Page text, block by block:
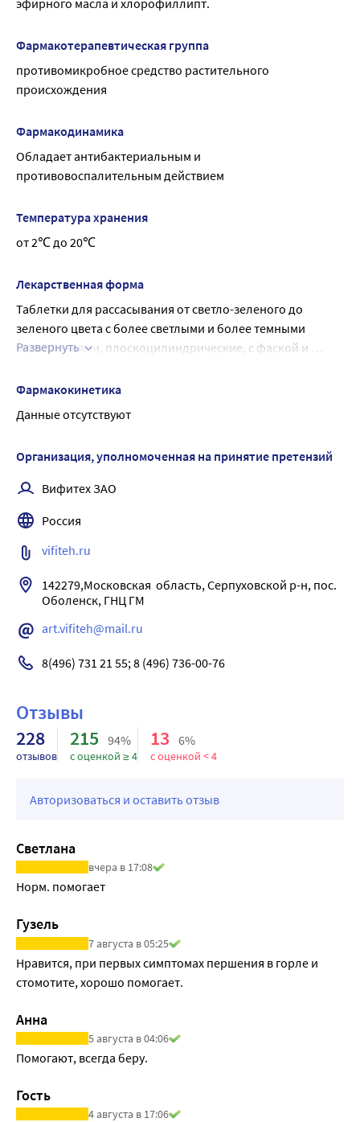
может указывать негативное отношение больного к
эфирного масла и хлорофиллипт.
Фармакотерапевтическая группа
противомикробное средство растительного
происхождения
Фармакодинамика
Обладает антибактериальным и
противовоспалительным действием
Температура хранения
от 2℃ до 20℃
Лекарственная форма
Таблетки для рассасывания от светло-зеленого до
зеленого цвета с более светлыми и более темными
вкраплениями, плоскоцилиндрические, с фаской и
Развернуть
Фармакокинетика
Данные отсутствуют
Организация, уполномоченная на принятие претензий
Вифитех ЗАО
Россия
vifiteh.ru
142279,Московская  область, Серпуховской р-н, пос.
art.vifiteh@mail.ru
8(496) 731 21 55; 8 (496) 736-00-76
Отзывы
228
отзывов
215 94%
с оценкой ≥ 4
13 6%
с оценкой < 4
Авторизоваться и оставить отзыв
Светлана
вчера в 17:08
Норм. помогает
Гузель
7 августа в 05:25
Нравится, при первых симптомах першения в горле и
стомотите, хорошо помогает.
Анна
5 августа в 04:06
Помогают, всегда беру.
Гость
4 августа в 17:06